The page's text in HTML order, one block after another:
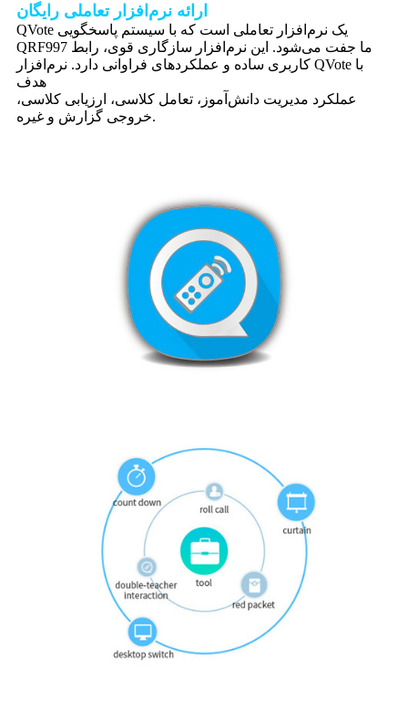
ارائه نرم‌افزار تعاملی رایگان
QVote یک نرم‌افزار تعاملی است که با سیستم پاسخگویی
QRF997 ما جفت می‌شود. این نرم‌افزار سازگاری قوی، رابط
کاربری ساده و عملکردهای فراوانی دارد. نرم‌افزار QVote با
هدف
عملکرد مدیریت دانش‌آموز، تعامل کلاسی، ارزیابی کلاسی،
خروجی گزارش و غیره.